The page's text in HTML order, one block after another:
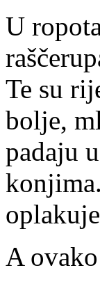
U
Te su
bolje,
padaju
A